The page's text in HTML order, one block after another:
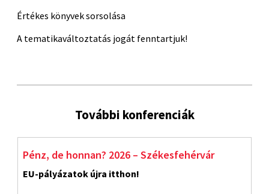
Értékes könyvek sorsolása
A tematikaváltoztatás jogát fenntartjuk!
További konferenciák
Start! Indulnak az EU-pályázatok!
Fejlődés újraindítva!